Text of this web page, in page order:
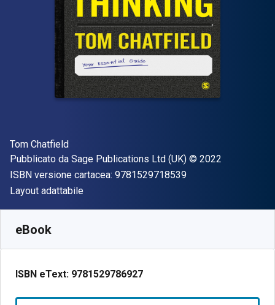
Autore(i)
Tom Chatfield
Editore
Pubblicato da Sage Publications Ltd (UK) Copyright
© 2022
ISBN versione cartacea: 9781529718539"ISBN-13
Formato
Layout adattabile
eBook
ISBN eText: 9781529786927